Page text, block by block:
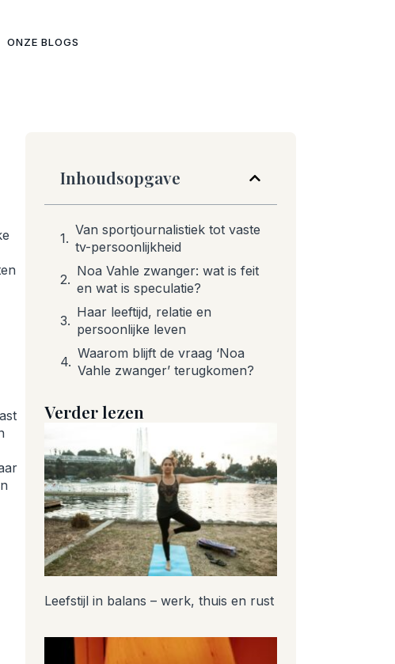
ONZE BLOGS
Inhoudsopgave
Van sportjournalistiek tot vaste
tv-persoonlijkheid
Noa Vahle zwanger: wat is feit
en wat is speculatie?
Haar leeftijd, relatie en
persoonlijke leven
Waarom blijft de vraag ‘Noa
Vahle zwanger’ terugkomen?
Verder lezen
Leefstijl in balans – werk, thuis en rust